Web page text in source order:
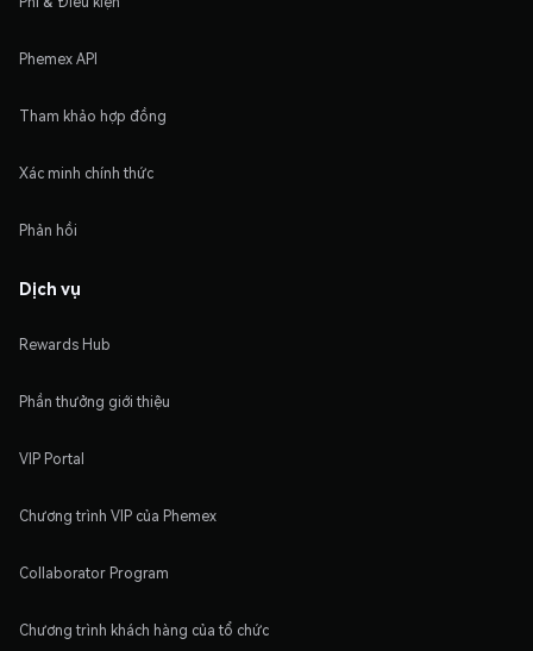
Phemex API
Tham khảo hợp đồng
Xác minh chính thức
Phản hồi
Dịch vụ
Rewards Hub
Phần thưởng giới thiệu
VIP Portal
Chương trình VIP của Phemex
Collaborator Program
Chương trình khách hàng của tổ chức